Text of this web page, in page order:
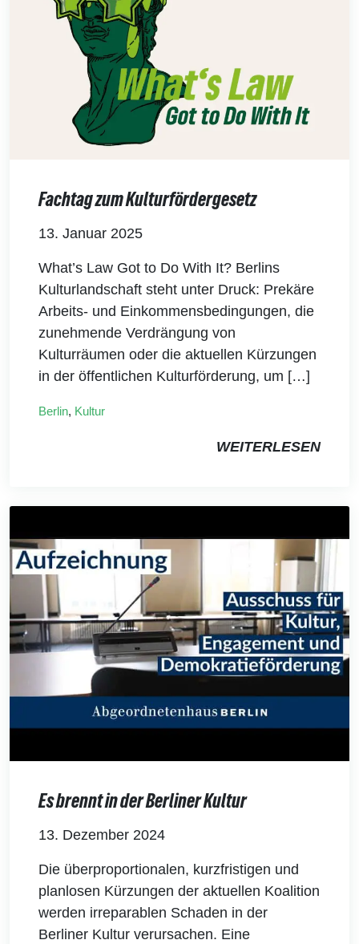
Fachtag zum Kulturfördergesetz
13. Januar 2025
What’s Law Got to Do With It? Berlins
Kulturlandschaft steht unter Druck: Prekäre
Arbeits- und Einkommensbedingungen, die
zunehmende Verdrängung von
Kulturräumen oder die aktuellen Kürzungen
in der öffentlichen Kulturförderung, um […]
Berlin, Kultur
WEITERLESEN
Es brennt in der Berliner Kultur
13. Dezember 2024
Die überproportionalen, kurzfristigen und
planlosen Kürzungen der aktuellen Koalition
werden irreparablen Schaden in der
Berliner Kultur verursachen. Eine